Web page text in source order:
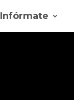
Infórmate